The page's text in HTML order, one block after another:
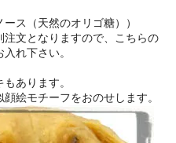
ス（天然のオリゴ糖））
文となりますので、こちらの
れ下さい。
あります。
絵モチーフをおのせします。